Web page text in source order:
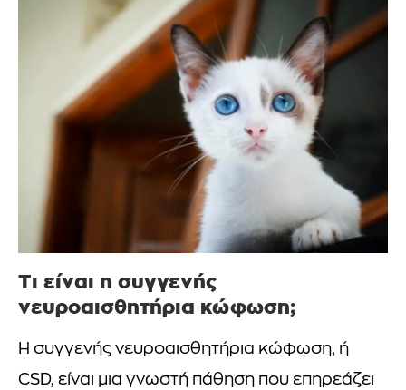
Τι είναι η συγγενής
νευροαισθητήρια κώφωση;
Η συγγενής νευροαισθητήρια κώφωση, ή
CSD, είναι μια γνωστή πάθηση που επηρεάζει